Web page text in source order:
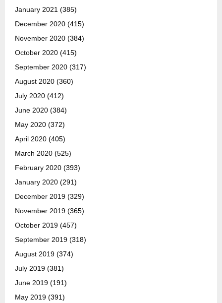
January 2021 (385)
December 2020 (415)
November 2020 (384)
October 2020 (415)
September 2020 (317)
August 2020 (360)
July 2020 (412)
June 2020 (384)
May 2020 (372)
April 2020 (405)
March 2020 (525)
February 2020 (393)
January 2020 (291)
December 2019 (329)
November 2019 (365)
October 2019 (457)
September 2019 (318)
August 2019 (374)
July 2019 (381)
June 2019 (191)
May 2019 (391)